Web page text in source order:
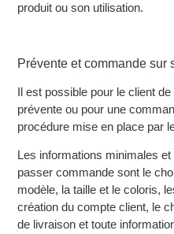
produit ou son utilisation.
Prévente et commande sur
Il est possible pour le client
prévente ou pour une
procédure mise en place par
Les informations minimales
passer commande sont le
modèle, la taille et le coloris,
création du compte client, le
de livraison et toute